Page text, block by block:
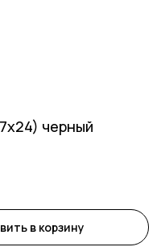
черный
в корзину